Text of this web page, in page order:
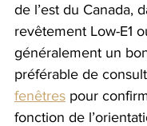
de l’est du Canada,
revêtement Low-E1
généralement un
préférable de
fenêtres pour
fonction de